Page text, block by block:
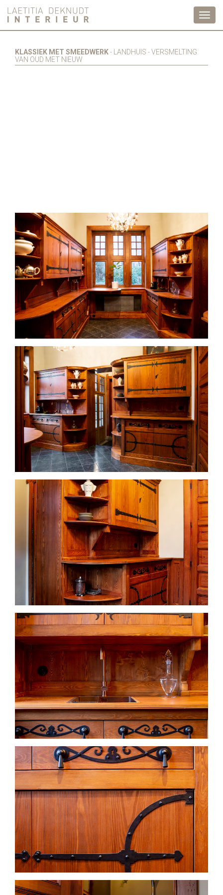
KLASSIEK MET SMEEDWERK- LANDHUIS - VERSMELTING
VAN OUD MET NIEUW